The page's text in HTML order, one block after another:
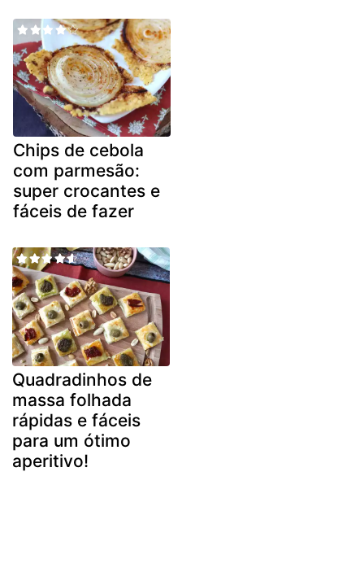
Chips de cebola
com parmesão:
super crocantes e
fáceis de fazer
Quadradinhos de
massa folhada
rápidas e fáceis
para um ótimo
aperitivo!